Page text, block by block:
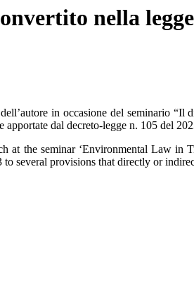
nella
in occasione del seminario
dal decreto-legge n. 105 del
at the seminar ‘Environmental Law
several provisions that directly or